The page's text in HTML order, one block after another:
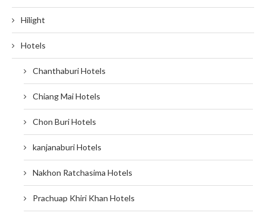
Hilight
Hotels
Chanthaburi Hotels
Chiang Mai Hotels
Chon Buri Hotels
kanjanaburi Hotels
Nakhon Ratchasima Hotels
Prachuap Khiri Khan Hotels